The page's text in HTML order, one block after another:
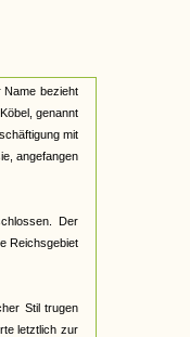
Name bezieht
genannt
mit
angefangen
Der
Reichsgebiet
Stil trugen
letztlich zur